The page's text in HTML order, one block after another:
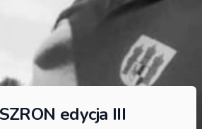
edycja III